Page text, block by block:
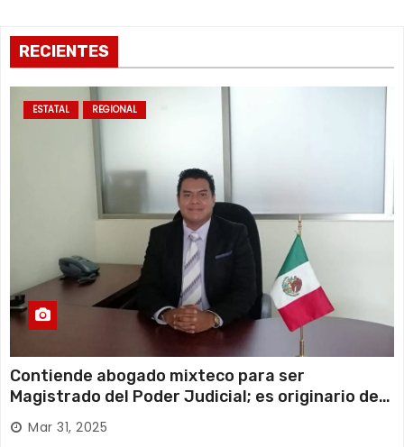
RECIENTES
ESTATAL REGIONAL
Contiende abogado mixteco para ser
Magistrado del Poder Judicial; es originario de
Huajuapan de León
Mar 31, 2025